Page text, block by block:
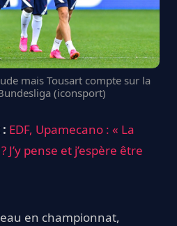
mais Tousart compte sur la
(iconsport)
EDF, Upamecano : « La
J’y pense et j’espère être
en championnat,